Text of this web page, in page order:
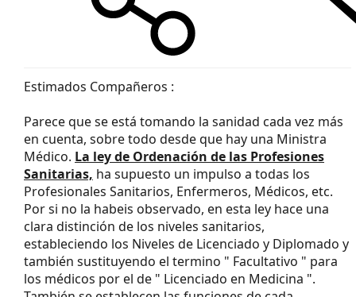
Estimados Compañeros :
Parece que se está tomando la sanidad cada vez más
en cuenta, sobre todo desde que hay una Ministra
Médico. La ley de Ordenación de las Profesiones
Sanitarias, ha supuesto un impulso a todas los
Profesionales Sanitarios, Enfermeros, Médicos, etc.
Por si no la habeis observado, en esta ley hace una
clara distinción de los niveles sanitarios,
estableciendo los Niveles de Licenciado y Diplomado y
también sustituyendo el termino " Facultativo " para
los médicos por el de " Licenciado en Medicina ".